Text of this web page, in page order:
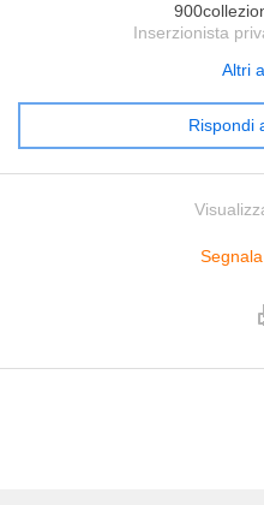
Inserzionista
Altri
Rispondi